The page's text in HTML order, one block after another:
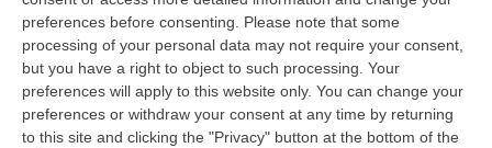
preferences before consenting.
Please note that some
processing of your personal data may not require your consent,
but you have a right to object to such processing. Your
preferences will apply to this website only. You can change your
preferences or withdraw your consent at any time by returning
to this site and clicking the "Privacy" button at the bottom of the
sono pubblicati sulla rivista Cell e la donna,
che vive a Tianjing, intervistata da Nature ha
detto: “è passato più di un anno dal trapianto”
e “ora posso mangiare zucchero”. Sono